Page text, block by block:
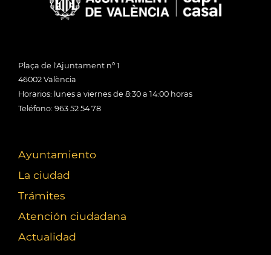
Plaça de l'Ajuntament nº 1
46002 València
Horarios: lunes a viernes de 8:30 a 14:00 horas
Teléfono: 963 52 54 78
Ayuntamiento
La ciudad
Trámites
Atención ciudadana
Actualidad